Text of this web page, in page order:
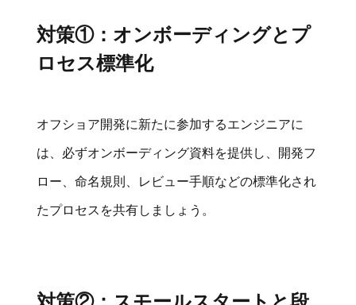
対策①：オンボーディングとプ
ロセス標準化
オフショア開発に新たに参加するエンジニアに
は、必ずオンボーディング資料を提供し、開発フ
ロー、命名規則、レビュー手順などの標準化され
たプロセスを共有しましょう。